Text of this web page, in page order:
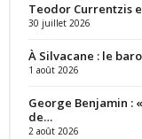
Teodor Currentzis
30 juillet 2026
À Silvacane : le
1 août 2026
George Benjamin :
de…
2 août 2026